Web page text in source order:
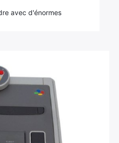
avec d'énormes